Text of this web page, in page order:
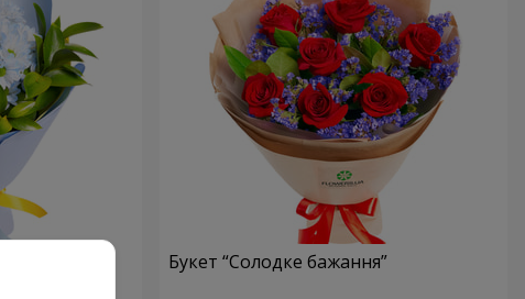
Букет “Солодке бажання”